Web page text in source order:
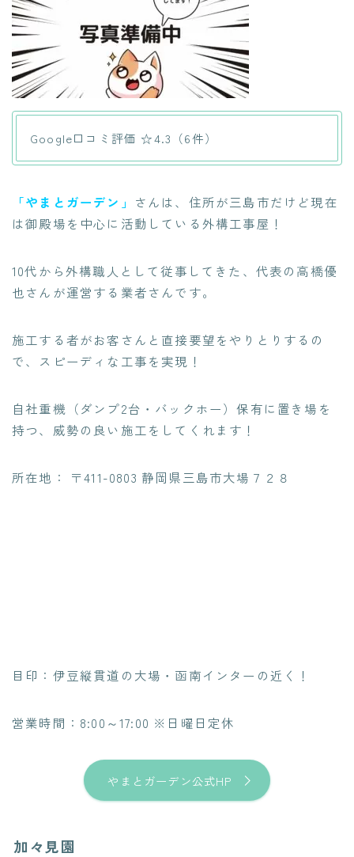
Google口コミ評価 ☆4.3（6件）
「やまとガーデン」 さんは、住所が三島市だけど現在
は御殿場を中心に活動している外構工事屋！
10代から外構職人として従事してきた 、代表の高橋優
也さんが運営する業者さんです。
施工する者がお客さんと直接要望をやりとりするの
で、 スピーディな工事を実現 ！
自社重機（ダンプ2台・バックホー）保有に置き場を
持つ、威勢の良い施工をしてくれます！
所在地： 〒411-0803 静岡県三島市大場７２８
目印：伊豆縦貫道の大場・函南インターの近く！
営業時間：8:00～17:00 ※日曜日定休
やまとガーデン公式HP
加々見園